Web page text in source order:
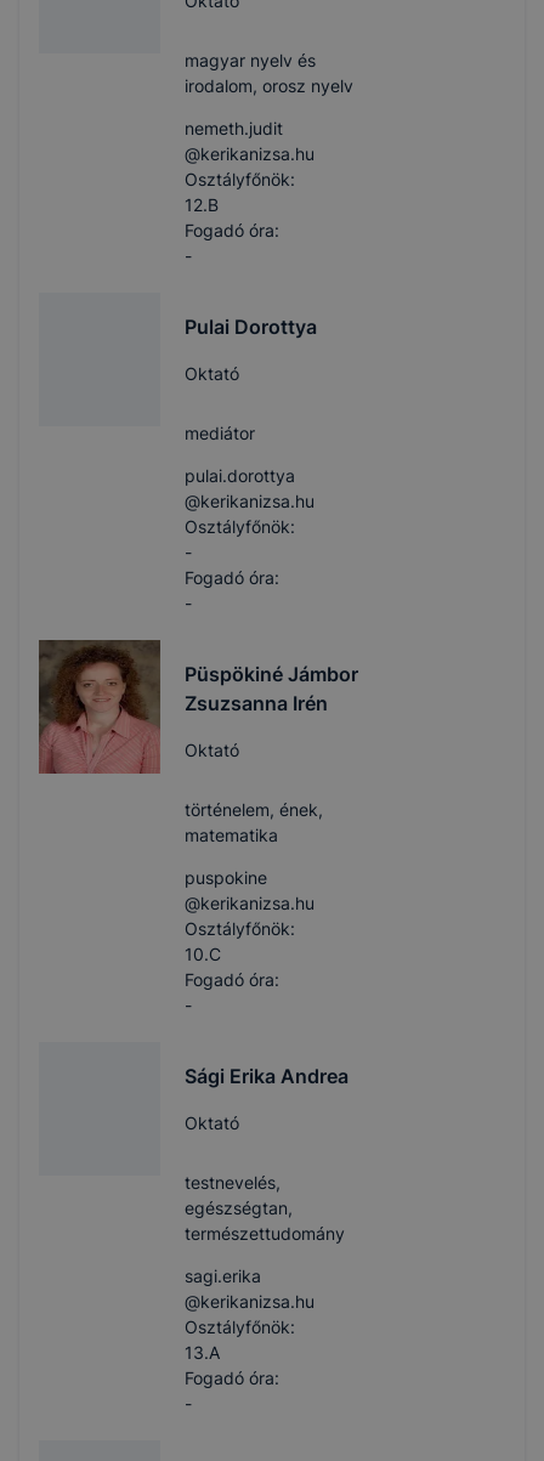
magyar nyelv és
irodalom, orosz nyelv
nemeth.judit​
@kerikanizsa.hu
Osztályfőnök:
12.B
Fogadó óra:
-
Pulai Dorottya
Oktató
mediátor
pulai.dorottya​
@kerikanizsa.hu
Osztályfőnök:
-
Fogadó óra:
-
Püspökiné Jámbor
Zsuzsanna Irén
Oktató
történelem, ének,
matematika
puspokine​
@kerikanizsa.hu
Osztályfőnök:
10.C
Fogadó óra:
-
Sági Erika Andrea
Oktató
testnevelés,
egészségtan,
természettudomány
sagi.erika​
@kerikanizsa.hu
Osztályfőnök:
13.A
Fogadó óra:
-